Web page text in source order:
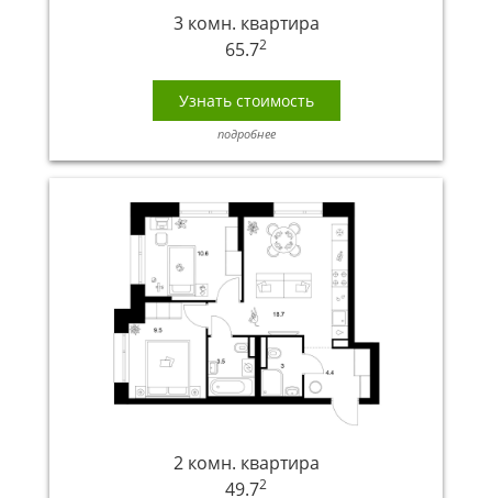
3 комн. квартира
65.72
Узнать стоимость
подробнее
2 комн. квартира
49.72